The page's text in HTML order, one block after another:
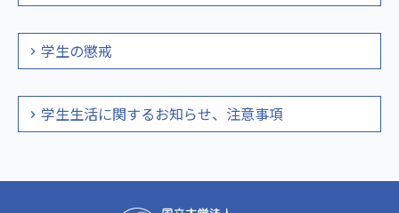
学生の懲戒
学生生活に関するお知らせ、注意事項